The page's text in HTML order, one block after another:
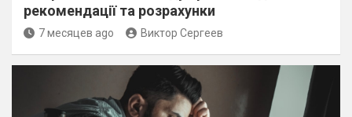
рекомендації та розрахунки
7 месяцев ago Виктор Сергеев